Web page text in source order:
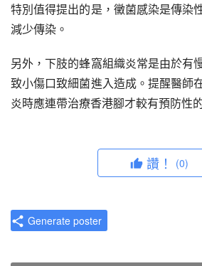
特別值得提出的是，黴菌感染是傳染
減少傳染。
另外，下肢的蜂窩組織炎常是由於有
致小傷口致細菌進入造成。提醒醫師
炎時應連帶治療香港腳才較有預防性
讚！ (0)
Generate poster